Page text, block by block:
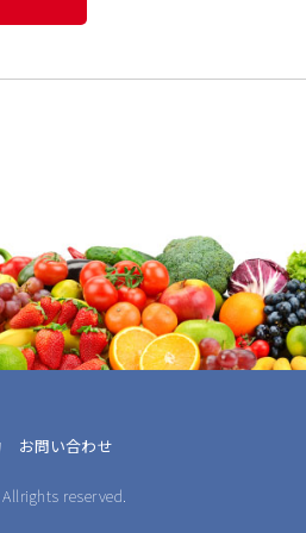
お問い合わせ
reserved.